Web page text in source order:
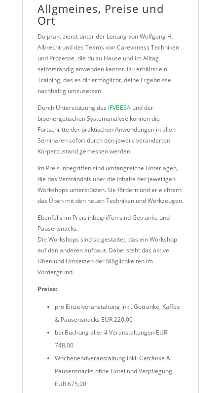
Allgmeines, Preise und
Ort
Du praktizierst unter der Leitung von Wolfgang H.
Albrecht und des Teams von Carevaness Techniken
und Prozesse, die du zu Hause und im Alltag
selbstständig anwenden kannst. Du erhältst ein
Training, das es dir ermöglicht, deine Ergebnisse
nachhaltig umzusetzen.
Durch Unterstützung des IFVBESA und der
bioenergetischen Systemanalyse können die
Fortschritte der praktischen Anwendungen in allen
Seminaren sofort durch den jeweils veränderten
Körperzustand gemessen werden.
Im Preis inbegriffen sind umfangreiche Unterlagen,
die das Verständnis über die Inhalte der jeweiligen
Workshops unterstützen. Sie fördern und erleichtern
das Üben mit den neuen Techniken und Werkzeugen.
Ebenfalls im Preis inbegriffen sind Getränke und
Pausensnacks.
Die Workshops sind so gestaltet, das ein Workshop
auf den anderen aufbaut. Dabei steht das aktive
Üben und Umsetzen der Möglichkeiten im
Vordergrund.
Preise:
pro Einzelveranstaltung inkl. Getränke, Kaffee
& Pausensnacks EUR 220,00
bei Buchung aller 4 Veranstaltungen EUR
748,00
Wochenendveranstaltung inkl. Getränke &
Pausensnacks ohne Hotel und Verpflegung
EUR 675,00